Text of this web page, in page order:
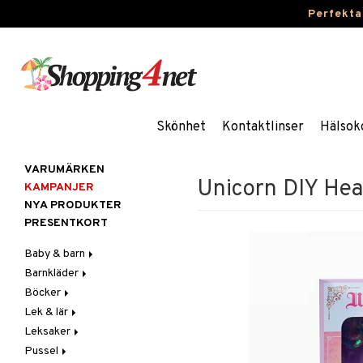
Skönhet Kontaktlinser
Unicorn DIY
VARUMÄRKEN
KAMPANJER
NYA PRODUKTER
PRESENTKORT
Baby & barn
Accessoarer
För håret
Hattar & Mössor
Övrigt
Plånböcker
Aktivitet
Babygym
Babysitters
Bit & Skallra
Äta
Barnservis
Haklappar
Badrockar & Handdukar
Barnvagnstillbehör
Barnkläder
Accessoarer
Kepsar & Solhattar
Badkläder & UV-kläder
Klänningar
Nederdelar
Böcker
Dagböcker
Läs & Lär
Målarböcker
Lek & lär
Experiment
Inlärningsspel
Leksaker
Adventskalendrar
Pussel